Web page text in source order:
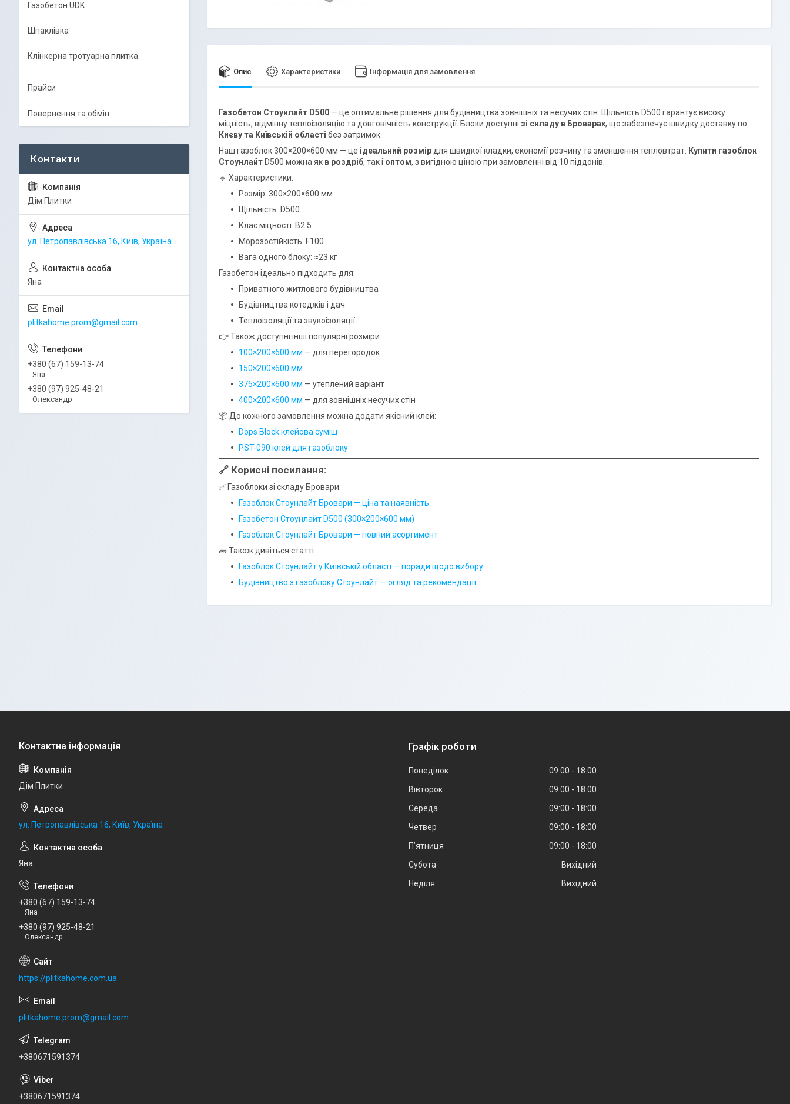
Опис Характеристики Інформація для замовлення
Газобетон Стоунлайт D500 — це оптимальне рішення для будівництва зовнішніх та несучих стін. Щільність D500 гарантує високу
міцність, відмінну теплоізоляцію та довговічність конструкції. Блоки доступні зі складу в Броварах, що забезпечує швидку доставку по
Києву та Київській області без затримок.
Наш газоблок 300×200×600 мм — це ідеальний розмір для швидкої кладки, економії розчину та зменшення тепловтрат. Купити газоблок
Стоунлайт D500 можна як в роздріб, так і оптом, з вигідною ціною при замовленні від 10 піддонів.
🔹 Характеристики:
Розмір: 300×200×600 мм
Щільність: D500
Клас міцності: В2.5
Морозостійкість: F100
Вага одного блоку: ≈23 кг
Газобетон ідеально підходить для:
Приватного житлового будівництва
Будівництва котеджів і дач
Теплоізоляції та звукоізоляції
👉 Також доступні інші популярні розміри:
100×200×600 мм — для перегородок
150×200×600 мм
375×200×600 мм — утеплений варіант
400×200×600 мм — для зовнішніх несучих стін
📦 До кожного замовлення можна додати якісний клей:
Dops Block клейова суміш
PST-090 клей для газоблоку
🔗 Корисні посилання:
✅ Газоблоки зі складу Бровари:
Газоблок Стоунлайт Бровари — ціна та наявність
Газобетон Стоунлайт D500 (300×200×600 мм)
Газоблок Стоунлайт Бровари — повний асортимент
🧱 Також дивіться статті:
Газоблок Стоунлайт у Київській області — поради щодо вибору
Будівництво з газоблоку Стоунлайт — огляд та рекомендації
Газобетон UDK
Шпаклівка
Клінкерна тротуарна плитка
Прайси
Повернення та обмін
Дім Плитки
ул. Петропавлівська 16, Київ, Україна
Яна
plitkahome.prom@gmail.com
+380 (67) 159-13-74
Яна
+380 (97) 925-48-21
Олександр
Дім Плитки
ул. Петропавлівська 16, Київ, Україна
Яна
+380 (67) 159-13-74
Яна
+380 (97) 925-48-21
Олександр
https://plitkahome.com.ua
plitkahome.prom@gmail.com
+380671591374
+380671591374
Графік роботи
Понеділок 09:00
18:00
Вівторок
09:00
18:00
Середа
09:00
18:00
Четвер
09:00
18:00
Пʼятниця
09:00
18:00
Субота
Вихідний
Неділя
Вихідний